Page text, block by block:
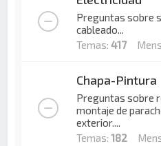
Preguntas sobre
cableado...
Temas:417
Chapa-Pintura
Preguntas sobre
montaje de
exterior....
Temas:182